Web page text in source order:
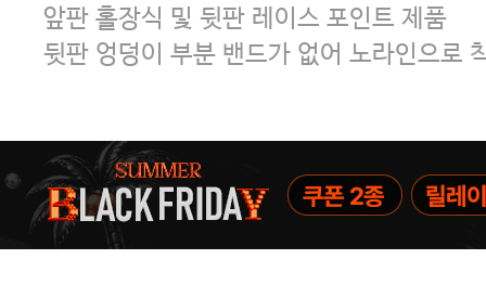
앞판 홀장식 및 뒷판 레이스 포인트 제품
뒷판 엉덩이 부분 밴드가 없어 노라인으로